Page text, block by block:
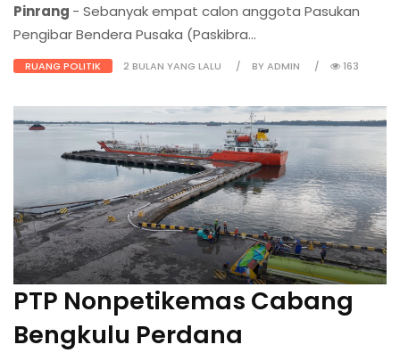
Pinrang - Sebanyak empat calon anggota Pasukan
Pengibar Bendera Pusaka (Paskibra...
RUANG POLITIK 2 BULAN YANG LALU BY ADMIN 163
PTP Nonpetikemas Cabang
Bengkulu Perdana